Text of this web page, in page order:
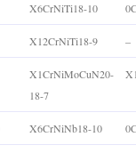
X6CrNiTi18-10
X12CrNiTi18-9 –
X1CrNiMoCuN20-
18-7
X6CrNiNb18-10